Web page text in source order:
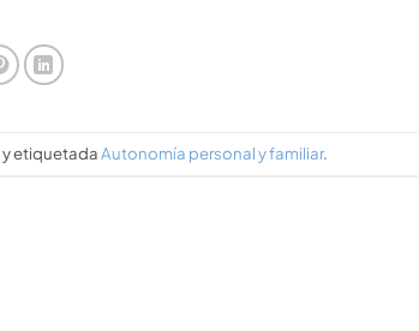
y etiquetadaAutonomía personal y familiar.